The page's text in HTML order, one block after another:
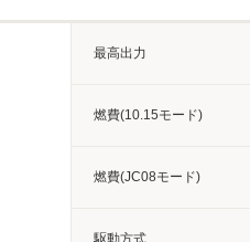
最高出力
燃費(10.15モード)
燃費(JC08モード)
駆動方式